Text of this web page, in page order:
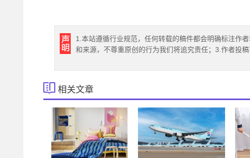
1.本站遵循行业规范，任何转载的稿件都会明确标注作
和来源，不尊重原创的行为我们将追究责任；3.作者投稿
相关文章